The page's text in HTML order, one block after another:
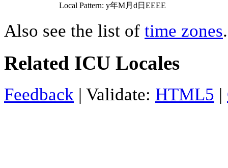
Local Pattern: y年M月d日EEEE
Also see the list of time zones.
Related ICU Locales
Feedback | Validate: HTML5 |